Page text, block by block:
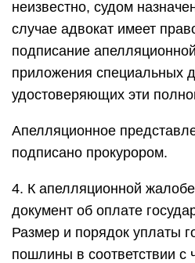
неизвестно, судом
случае адвокат имеет
подписание
приложения специальных
удостоверяющих эти
Апелляционное
подписано прокурором.
4. К апелляционной жалобе
документ об оплате
Размер и порядок уплаты
пошлины в соответствии с